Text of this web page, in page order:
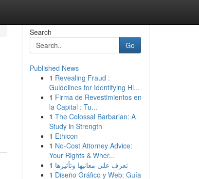
Search
Go
Published News
1 Revealing Fraud :
Guidelines for Identifying Hi...
1 Firma de Revestimientos en
la Capital : Tu...
1 The Colossal Barbarian: A
Study in Strength
1 Ethicon
1 No-Cost Attorney Advice:
Your Rights & Wher...
1 تعرف على معانيها وتأثيرها
1 Diseño Gráfico y Web: Guía